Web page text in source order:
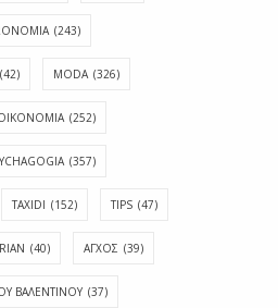
(243)
(42) MODA (326)
(252)
(357)
TAXIDI (152) TIPS (47)
(40) ΑΓΧΟΣ (39)
ΒΑΛΕΝΤΊΝΟΥ (37)